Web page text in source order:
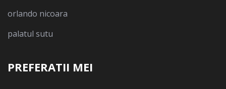
orlando nicoara
palatul sutu
PREFERATII MEI